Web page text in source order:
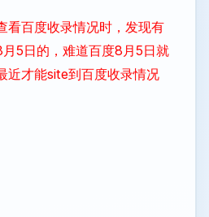
百度收录情况时，发现有
5日的，难道百度8月5日就
近才能site到百度收录情况